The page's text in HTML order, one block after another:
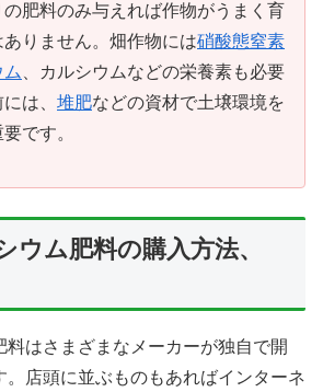
肥料のみ与えれば作物がうまく育
りません。畑作物には硝酸態窒素
ム
、カルシウムなどの栄養素も必要
は、 堆肥などの資材で土壌環境を
です。
ウム肥料の購入方法、
料はさまざまなメーカーが独自で開
。店頭に並ぶものもあればインターネ